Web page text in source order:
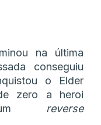
na última
conseguiu
o Elder
zero a heroi
um reverse